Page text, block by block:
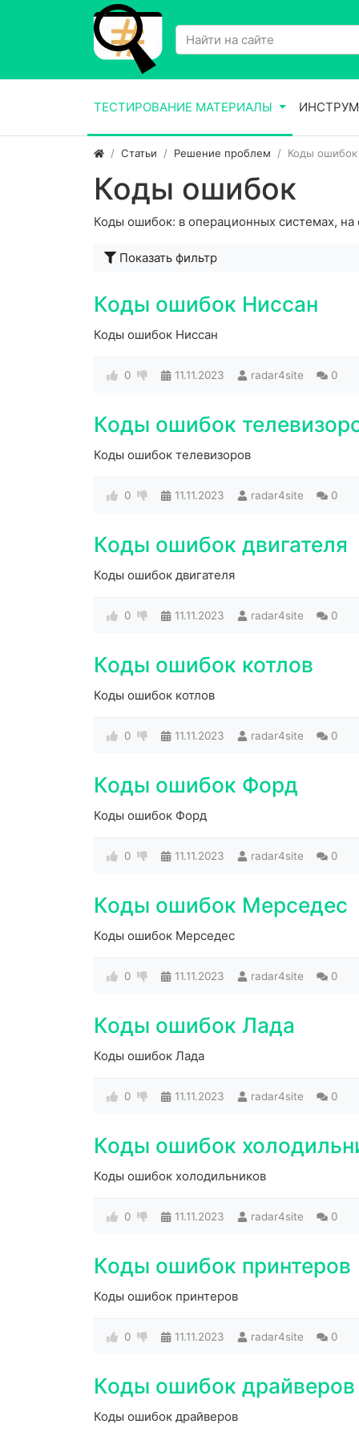
ТЕСТИРОВАНИЕ МАТЕРИАЛЫ
Статьи Решение проблем Коды ошибок
Коды ошибок
Коды ошибок: в операционных системах,
Показать фильтр
Коды ошибок Ниссан
Коды ошибок Ниссан
0 11.11.2023 radar4site 0
Коды ошибок
Коды ошибок телевизоров
0 11.11.2023 radar4site 0
Коды ошибок двигателя
Коды ошибок двигателя
0 11.11.2023 radar4site 0
Коды ошибок котлов
Коды ошибок котлов
0 11.11.2023 radar4site 0
Коды ошибок Форд
Коды ошибок Форд
0 11.11.2023 radar4site 0
Коды ошибок Мерседес
Коды ошибок Мерседес
0 11.11.2023 radar4site 0
Коды ошибок Лада
Коды ошибок Лада
0 11.11.2023 radar4site 0
Коды ошибок
Коды ошибок холодильников
0 11.11.2023 radar4site 0
Коды ошибок принтеров
Коды ошибок принтеров
0 11.11.2023 radar4site 0
Коды ошибок драйверов
Коды ошибок драйверов